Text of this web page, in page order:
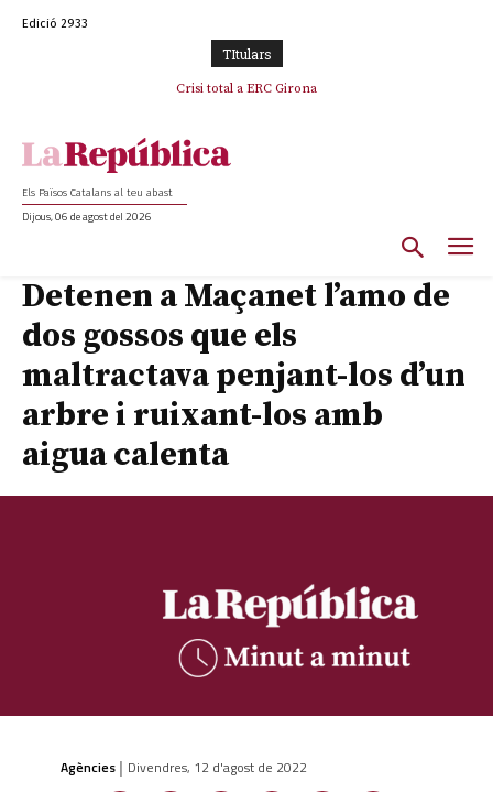
Edició 2933
TItulars
Crisi total a ERC Girona
Els Països Catalans al teu abast
Dijous, 06 de agost del 2026
Detenen a Maçanet l’amo de
dos gossos que els
maltractava penjant-los d’un
arbre i ruixant-los amb
aigua calenta
Agències | Divendres, 12 d'agost de 2022